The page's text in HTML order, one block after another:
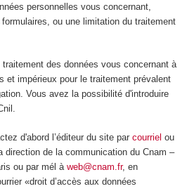
personnelles vous concernant,
ou une limitation du traitement
des données vous concernant à
et impérieux pour le traitement prévalent
Vous avez la possibilité d'introduire
d'abord l’éditeur du site par courriel ou
direction de la communication du Cnam –
ou par mél à web@cnam.fr, en
«droit d’accès aux données